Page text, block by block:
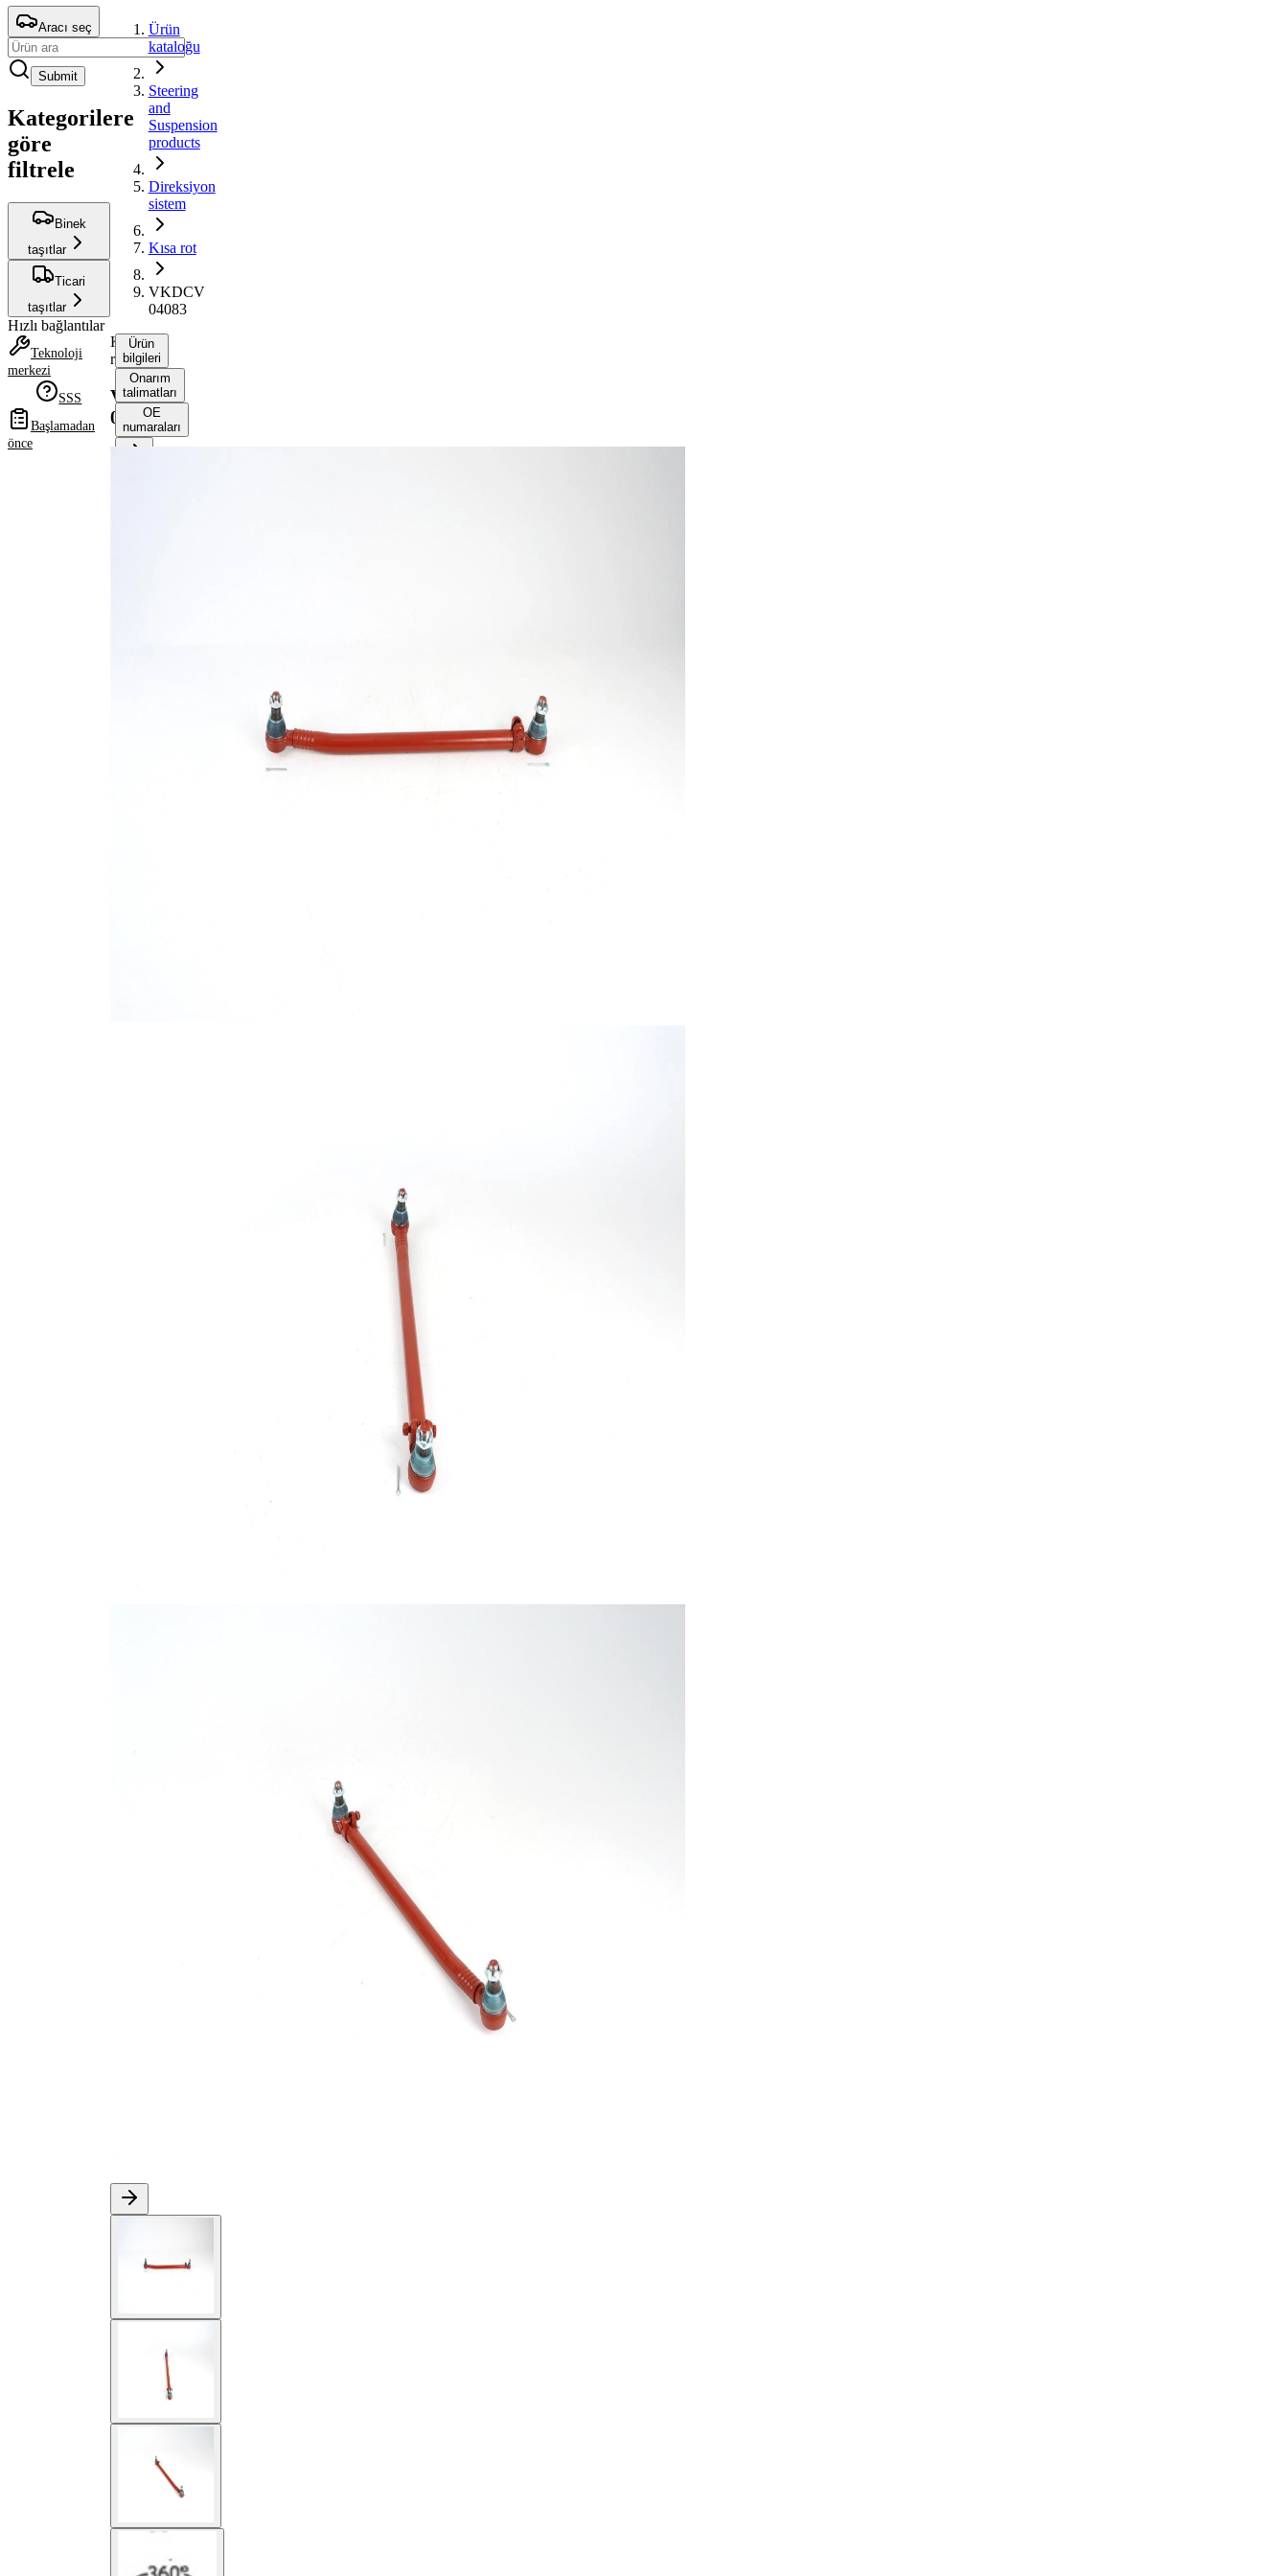
Aracı seç
Submit
Kategorilere
göre
filtrele
Binek
taşıtlar
Ticari
taşıtlar
Hızlı bağlantılar
Teknoloji
merkezi
SSS
Başlamadan
önce
Ürün
kataloğu
Steering
and
Suspension
products
Direksiyon
sistem
Kısa rot
VKDCV
04083
Kısa
rot
VKDCV
04083
Ürün
bilgileri
Onarım
talimatları
OE
numaraları